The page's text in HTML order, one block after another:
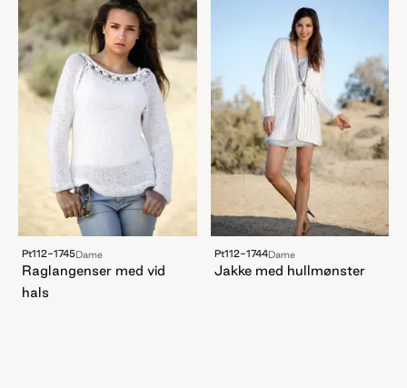
Pt112-1745Dame
Raglangenser med vid
hals
Pt112-1744Dame
Jakke med hullmønster